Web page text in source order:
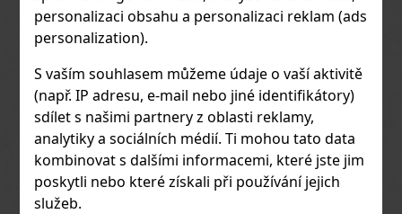
personalizaci obsahu a personalizaci reklam (ads
personalization).
S vaším souhlasem můžeme údaje o vaší aktivitě
(např. IP adresu, e-mail nebo jiné identifikátory)
sdílet s našimi partnery z oblasti reklamy,
analytiky a sociálních médií. Ti mohou tato data
kombinovat s dalšími informacemi, které jste jim
poskytli nebo které získali při používání jejich
služeb.
Burberry Hero Eau de Parfum
představuje novou, intenzivnější
kapitolu příběhu Burberry Hero. Tato
pojetí hrdinství – odvahu přijmout sám
sebe a sílu vnitřní rovnováhy. Je to
vůně pro muže, který se nebojí
projevit svou hloubku, cit a autenticitu.
Profil vůně: Hlava: Borovicové jehličí.
Srdce: Kadidlo, benzoin. Základ:
Cedrové dřevo (oleje z Apalačských
hor, pohoří Atlas a Himálaje). Burberry
Hero Eau de Parfum se otevírá svěžím
2 423 Kč
Do obchodu